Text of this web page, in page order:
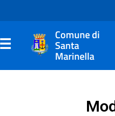
Comune di
Santa
Marinella